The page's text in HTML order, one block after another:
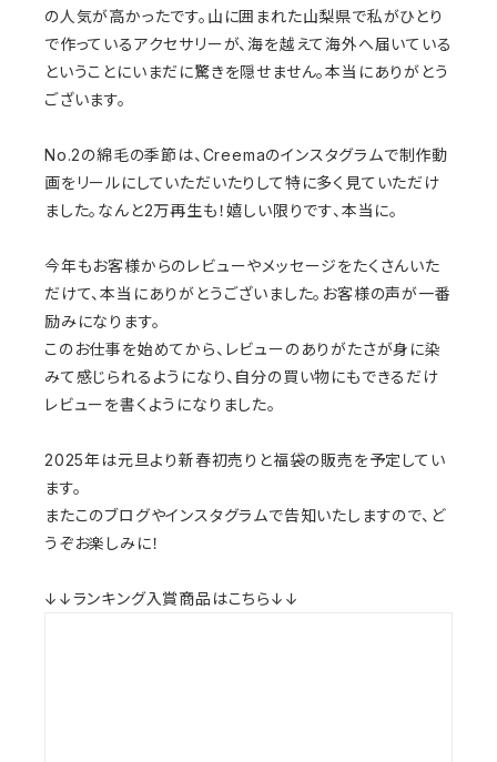
の人気が高かったです。山に囲まれた山梨県で私がひとり
で作っているアクセサリーが、海を越えて海外へ届いている
ということにいまだに驚きを隠せません。本当にありがとう
ございます。
No.2の綿毛の季節は、Creemaのインスタグラムで制作動
画をリールにしていただいたりして特に多く見ていただけ
ました。なんと2万再生も！嬉しい限りです、本当に。
今年もお客様からのレビューやメッセージをたくさんいた
だけて、本当にありがとうございました。お客様の声が一番
励みになります。
このお仕事を始めてから、レビューのありがたさが身に染
みて感じられるようになり、自分の買い物にもできるだけ
レビューを書くようになりました。
2025年は元旦より新春初売りと福袋の販売を予定してい
ます。
またこのブログやインスタグラムで告知いたしますので、ど
うぞお楽しみに！
↓↓ランキング入賞商品はこちら↓↓